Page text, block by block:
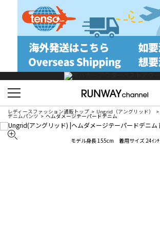
レディースファッション通販トップ Ungrid（アングリッド）
デニムパンツ ヘムダメージテーパードデニム
モデル身長 155cm 着用サイズ 24ｲﾝﾁ